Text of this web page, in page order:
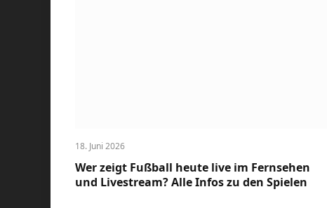
18. Juni 2026
Wer zeigt Fußball heute live im Fernsehen
und Livestream? Alle Infos zu den Spielen